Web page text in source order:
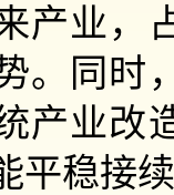
产业，
。同时
产业改
平稳接